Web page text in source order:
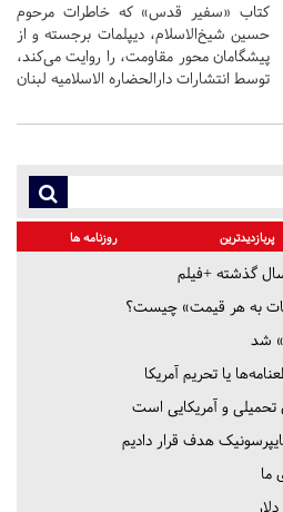
کتاب «سفیر قدس» که خاطرات مرحوم
حسین شیخ‌الاسلام، دیپلمات برجسته و از
پیشگامان محور مقاومت، را روایت می‌کند،
توسط انتشارات دارالحضاره الاسلامیه لبنان
پربازدیدترین روزنامه ها
به هر قیمت» چیست؟
شد
یا تحریم‌ آمریکا
تحمیلی و آمریکایی است
هدف قرار دادیم
ما